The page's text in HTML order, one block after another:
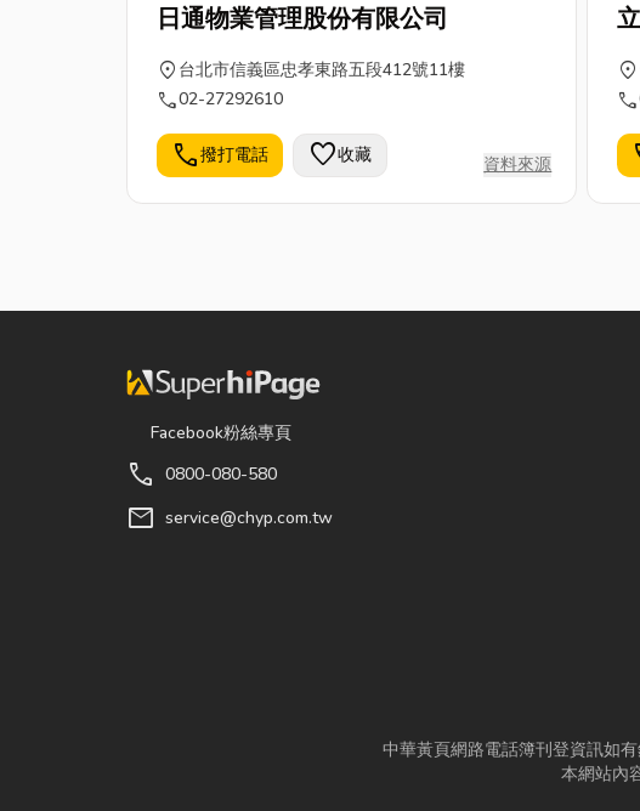
日通物業管理股份有限公司
location_on 台北市信義區忠孝東路五段412號11樓
call02-27292610
call撥打電話 favorite收藏 資料來源
location_on
call
Facebook粉絲專頁
call 0800-080-580
mail service@chyp.com.tw
中華黃頁網路電話簿刊登資訊如
本網站內